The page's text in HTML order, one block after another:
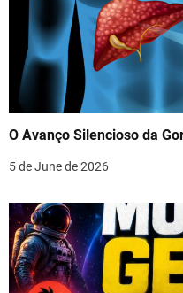
O Avanço Silencioso da
5 de June de 2026